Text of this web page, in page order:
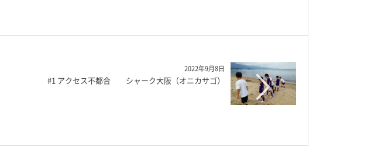
2022年9月8日
#1 アクセス不都合 シャーク大阪（オニカサゴ）